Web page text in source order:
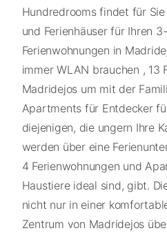
Hundredrooms findet für
und Ferienhäuser für Ihren
Ferienwohnungen in
immer WLAN brauchen , 13
Madridejos um mit der
Apartments für Entdecker
diejenigen, die ungern Ihre
werden über eine
4 Ferienwohnungen und
Haustiere ideal sind, gibt.
nicht nur in einer
Zentrum von Madridejos